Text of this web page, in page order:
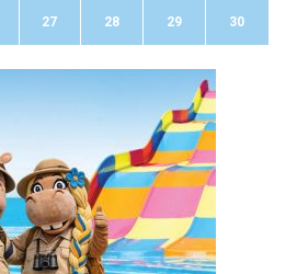
27 28 29 30